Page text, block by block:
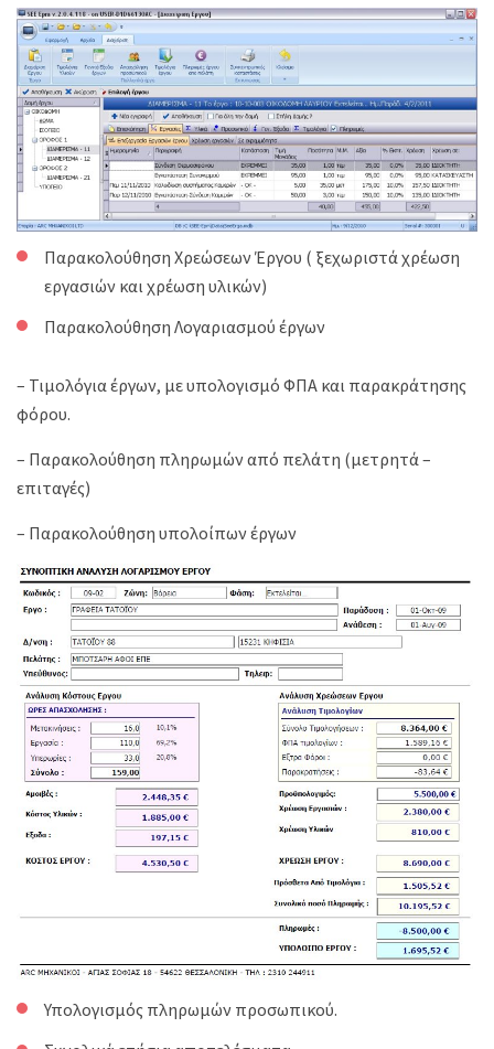
Παρακολούθηση Χρεώσεων Έργου ( ξεχωριστά χρέωση
εργασιών και χρέωση υλικών)
Παρακολούθηση Λογαριασμού έργων
– Τιμολόγια έργων, με υπολογισμό ΦΠΑ και παρακράτησης
φόρου.
– Παρακολούθηση πληρωμών από πελάτη (μετρητά –
επιταγές)
– Παρακολούθηση υπολοίπων έργων
Υπολογισμός πληρωμών προσωπικού.